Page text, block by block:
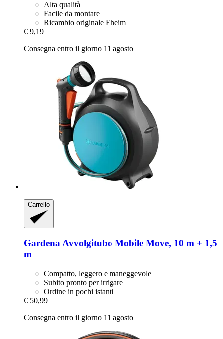
Alta qualità
Facile da montare
Ricambio originale Eheim
€ 9,19
Consegna entro il giorno 11 agosto
Carrello
Gardena Avvolgitubo Mobile Move, 10 m + 1,5
m
Compatto, leggero e maneggevole
Subito pronto per irrigare
Ordine in pochi istanti
€ 50,99
Consegna entro il giorno 11 agosto